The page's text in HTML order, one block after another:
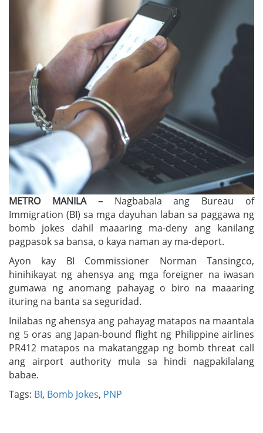
METRO MANILA – Nagbabala ang Bureau of
Immigration (BI) sa mga dayuhan laban sa paggawa ng
bomb jokes dahil maaaring ma-deny ang kanilang
pagpasok sa bansa, o kaya naman ay ma-deport.
Ayon kay BI Commissioner Norman Tansingco,
hinihikayat ng ahensya ang mga foreigner na iwasan
gumawa ng anomang pahayag o biro na maaaring
ituring na banta sa seguridad.
Inilabas ng ahensya ang pahayag matapos na maantala
ng 5 oras ang Japan-bound flight ng Philippine airlines
PR412 matapos na makatanggap ng bomb threat call
ang airport authority mula sa hindi nagpakilalang
babae.
Tags: BI, Bomb Jokes, PNP